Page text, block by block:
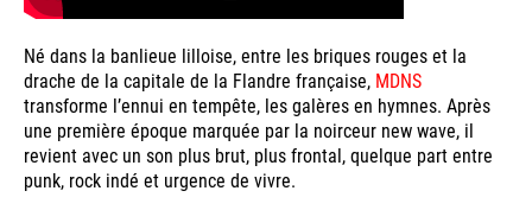
Né dans la banlieue lilloise, entre les briques rouges et la
drache de la capitale de la Flandre française, MDNS
transforme l’ennui en tempête, les galères en hymnes. Après
une première époque marquée par la noirceur new wave, il
revient avec un son plus brut, plus frontal, quelque part entre
punk, rock indé et urgence de vivre.